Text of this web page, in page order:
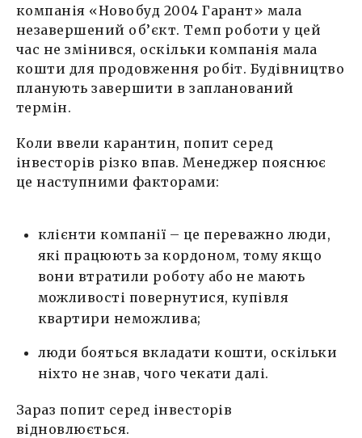
компанія «Новобуд 2004 Гарант» мала
незавершений об’єкт. Темп роботи у цей
час не змінився, оскільки компанія мала
кошти для продовження робіт. Будівництво
планують завершити в запланований
термін.
Коли ввели карантин, попит серед
інвесторів різко впав. Менеджер пояснює
це наступними факторами:
клієнти компанії – це переважно люди,
які працюють за кордоном, тому якщо
вони втратили роботу або не мають
можливості повернутися, купівля
квартири неможлива;
люди бояться вкладати кошти, оскільки
ніхто не знав, чого чекати далі.
Зараз попит серед інвесторів
відновлюється.